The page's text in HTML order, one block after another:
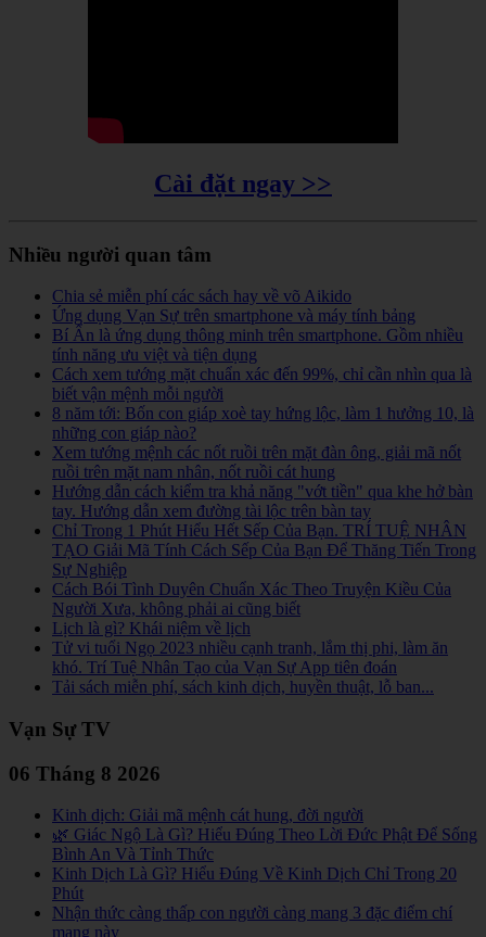
Cài đặt ngay >>
Nhiều người quan tâm
Chia sẻ miễn phí các sách hay về võ Aikido
Ứng dụng Vạn Sự trên smartphone và máy tính bảng
Bí Ẩn là ứng dụng thông minh trên smartphone. Gồm nhiều
tính năng ưu việt và tiện dụng
Cách xem tướng mặt chuẩn xác đến 99%, chỉ cần nhìn qua là
biết vận mệnh mỗi người
8 năm tới: Bốn con giáp xoè tay hứng lộc, làm 1 hưởng 10, là
những con giáp nào?
Xem tướng mệnh các nốt ruồi trên mặt đàn ông, giải mã nốt
ruồi trên mặt nam nhân, nốt ruồi cát hung
Hướng dẫn cách kiểm tra khả năng "vớt tiền" qua khe hở bàn
tay. Hướng dẫn xem đường tài lộc trên bàn tay
Chỉ Trong 1 Phút Hiểu Hết Sếp Của Bạn. TRÍ TUỆ NHÂN
TẠO Giải Mã Tính Cách Sếp Của Bạn Để Thăng Tiến Trong
Sự Nghiệp
Cách Bói Tình Duyên Chuẩn Xác Theo Truyện Kiều Của
Người Xưa, không phải ai cũng biết
Lịch là gì? Khái niệm về lịch
Tử vi tuổi Ngọ 2023 nhiều cạnh tranh, lắm thị phi, làm ăn
khó. Trí Tuệ Nhân Tạo của Vạn Sự App tiên đoán
Tải sách miễn phí, sách kinh dịch, huyền thuật, lỗ ban...
Vạn Sự TV
06 Tháng 8 2026
Kinh dịch: Giải mã mệnh cát hung, đời người
🌿 Giác Ngộ Là Gì? Hiểu Đúng Theo Lời Đức Phật Để Sống
Bình An Và Tỉnh Thức
Kinh Dịch Là Gì? Hiểu Đúng Về Kinh Dịch Chỉ Trong 20
Phút
Nhận thức càng thấp con người càng mang 3 đặc điểm chí
mạng này